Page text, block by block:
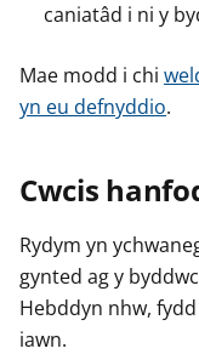
caniatâd i ni y
Mae modd i chi
yn eu defnyddio.
Cwcis
Rydym yn
gynted ag y
Hebddyn nhw,
iawn.